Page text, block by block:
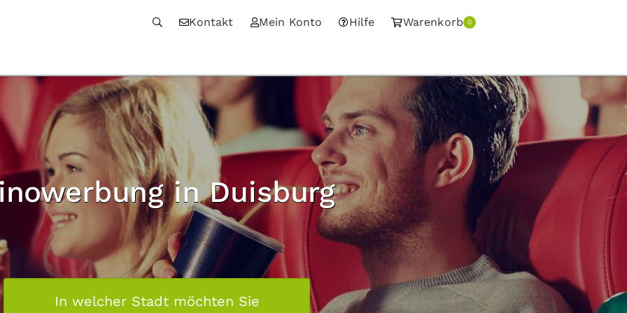
Kontakt Mein Konto Hilfe Warenkorb 0
in Duisburg
In welcher Stadt möchten Sie